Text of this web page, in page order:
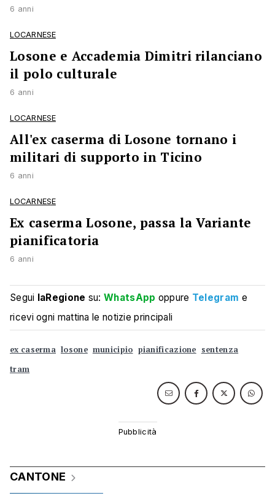
6 anni
LOCARNESE
Losone e Accademia Dimitri rilanciano
il polo culturale
6 anni
LOCARNESE
All'ex caserma di Losone tornano i
militari di supporto in Ticino
6 anni
LOCARNESE
Ex caserma Losone, passa la Variante
pianificatoria
6 anni
Segui laRegione su:WhatsApp oppure Telegram e
ricevi ogni mattina le notizie principali
ex caserma losone municipio pianificazione sentenza
tram
CANTONE